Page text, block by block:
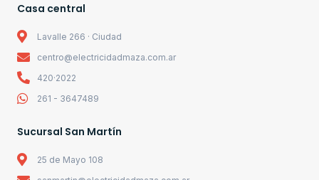
Casa central
Lavalle 266 · Ciudad
centro@electricidadmaza.com.ar
420·2022
261 - 3647489
Sucursal San Martín
25 de Mayo 108